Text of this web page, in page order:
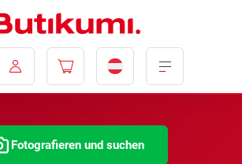
Fotografieren und suchen